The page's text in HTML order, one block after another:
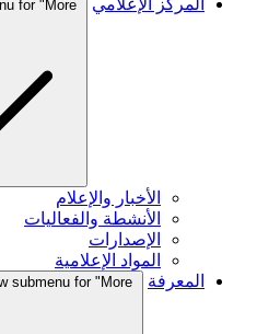
المركز الإعلامي
for "More"
الأخبار والإعلام
الأنشطة والفعاليات
الإصدارات
المواد الإعلامية
المعرفة
submenu for "More"